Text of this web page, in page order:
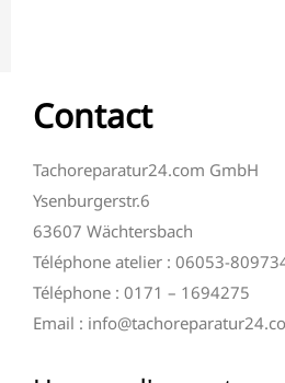
Contact
Tachoreparatur24.com GmbH
Ysenburgerstr.6
63607 Wächtersbach
Téléphone atelier : 06053-
Téléphone : 0171 – 1694275
Email :